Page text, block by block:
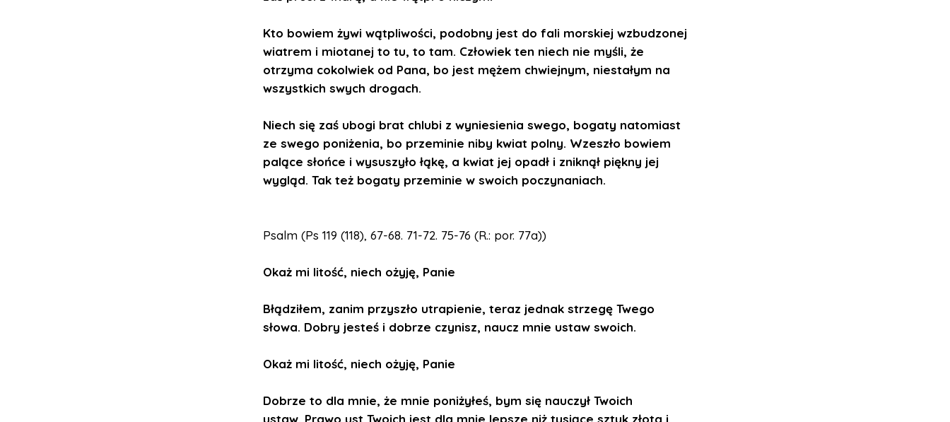
Kto bowiem żywi wątpliwości, podobny jest do fali morskiej wzbudzonej
wiatrem i miotanej to tu, to tam. Człowiek ten niech nie myśli, że
otrzyma cokolwiek od Pana, bo jest mężem chwiejnym, niestałym na
wszystkich swych drogach.
Niech się zaś ubogi brat chlubi z wyniesienia swego, bogaty natomiast
ze swego poniżenia, bo przeminie niby kwiat polny. Wzeszło bowiem
palące słońce i wysuszyło łąkę, a kwiat jej opadł i zniknął piękny jej
wygląd. Tak też bogaty przeminie w swoich poczynaniach.
Psalm (Ps 119 (118), 67-68. 71-72. 75-76 (R.: por. 77a))
Okaż mi litość, niech ożyję, Panie
Błądziłem, zanim przyszło utrapienie, teraz jednak strzegę Twego
słowa. Dobry jesteś i dobrze czynisz, naucz mnie ustaw swoich.
Okaż mi litość, niech ożyję, Panie
Dobrze to dla mnie, że mnie poniżyłeś, bym się nauczył Twoich
ustaw. Prawo ust Twoich jest dla mnie lepsze niż tysiące sztuk złota i